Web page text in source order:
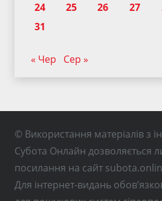
24
25 26 27
31
« Чер Сер »
© Використання матеріалів з
Субота Онлайн дозволяється
посилання на сайт
Для інтернет-видань